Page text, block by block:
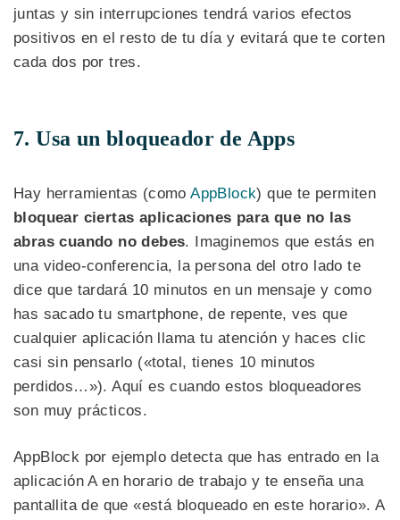
juntas y sin interrupciones tendrá varios efectos
positivos en el resto de tu día y evitará que te corten
cada dos por tres.
7. Usa un bloqueador de Apps
Hay herramientas (comoAppBlock) que te permiten
bloquear ciertas aplicaciones para que no las
abras cuando no debes. Imaginemos que estás en
una video-conferencia, la persona del otro lado te
dice que tardará 10 minutos en un mensaje y como
has sacado tu smartphone, de repente, ves que
cualquier aplicación llama tu atención y haces clic
casi sin pensarlo («total, tienes 10 minutos
perdidos…»). Aquí es cuando estos bloqueadores
son muy prácticos.
AppBlock por ejemplo detecta que has entrado en la
aplicación A en horario de trabajo y te enseña una
pantallita de que «está bloqueado en este horario». A